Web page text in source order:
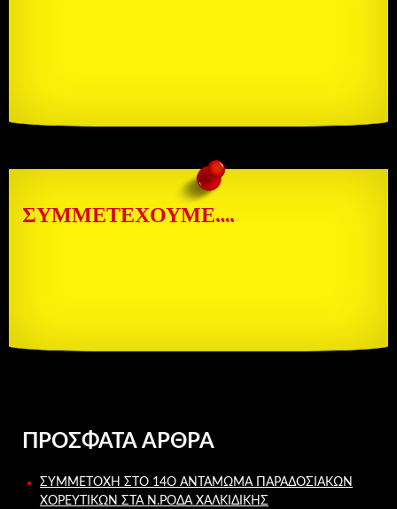
ΣΥΜΜΕΤΈΧΟΥΜΕ….
ΠΡΌΣΦΑΤΑ ΆΡΘΡΑ
ΣΥΜΜΕΤΟΧΉ ΣΤΟ 14Ο ΑΝΤΆΜΩΜΑ ΠΑΡΑΔΟΣΙΑΚΏΝ
ΧΟΡΕΥΤΙΚΏΝ ΣΤΑ Ν.ΡΌΔΑ ΧΑΛΚΙΔΙΚΉΣ